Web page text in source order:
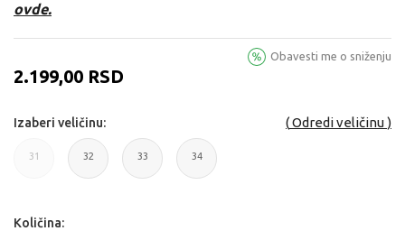
ovde.
2.199,00 RSD
Obavesti me o sniženju
Odredi veličinu
Izaberi veličinu:
31 32 33 34
Količina: